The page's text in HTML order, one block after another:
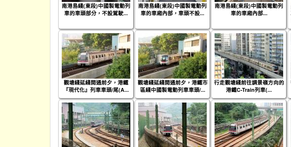
南港島綫(東段)中國製電動列
車的車頭部分，不設駕駛...
南港島綫(東段)中國製電動列
車的車廂內部，車頭不設...
南港島綫(東段)中國製電動列
車的車廂內部...
觀塘綫延綫開通前夕，港鐵
『現代化』列車車頭/尾(A...
觀塘綫延綫開通前夕，港鐵市
區綫中國製電動列車車頭/...
行走觀塘綫前往調景嶺方向的
港鐵C-Train列車(...